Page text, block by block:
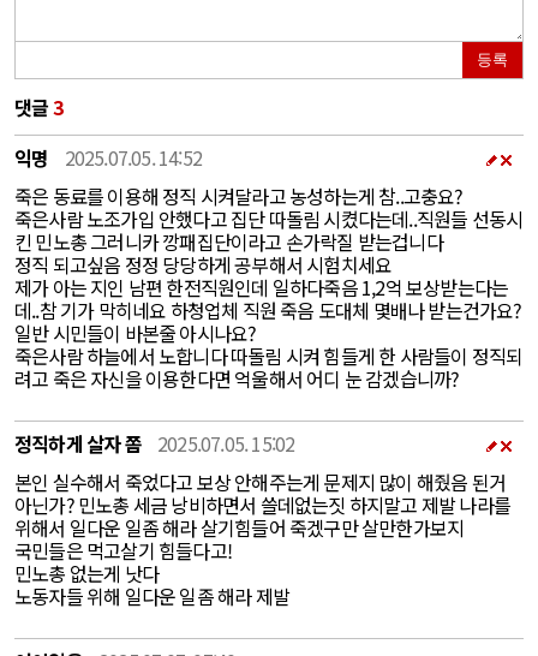
등록
댓글3
익명
2025.07.05. 14:52
죽은 동료를 이용해 정직 시켜달라고 농성하는게 참..고충요?
죽은사람 노조가입 안했다고 집단 따돌림 시켰다는데..직원들 선동시
킨 민노총 그러니카 깡패집단이라고 손가락질 받는겁니다
정직 되고싶음 정정 당당하게 공부해서 시험치세요
제가 아는 지인 남편 한전직원인데 일하다죽음 1,2억 보상받는다는
데..참 기가 막히네요 하청업체 직원 죽음 도대체 몇배나 받는건가요?
일반 시민들이 바본줄 아시나요?
죽은사람 하늘에서 노합니다 따돌림 시켜 힘들게 한 사람들이 정직되
려고 죽은 자신을 이용한다면 억울해서 어디 눈 감겠습니까?
정직하게 살자 쫌 2025.07.05. 15:02
본인 실수해서 죽었다고 보상 안해주는게 문제지 많이 해줬음 된거
아닌가? 민노총 세금 낭비하면서 쓸데없는짓 하지말고 제발 나라를
위해서 일다운 일좀 해라 살기힘들어 죽겠구만 살만한가보지
국민들은 먹고살기 힘들다고!
민노총 없는게 낫다
노동자들 위해 일다운 일좀 해라 제발